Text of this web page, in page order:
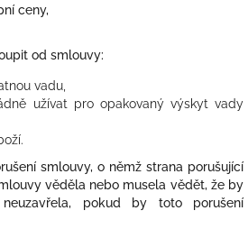
ceny,
od smlouvy:
vadu,
užívat pro opakovaný výskyt vady
smlouvy, o němž strana porušující
věděla nebo musela vědět, že by
pokud by toto porušení